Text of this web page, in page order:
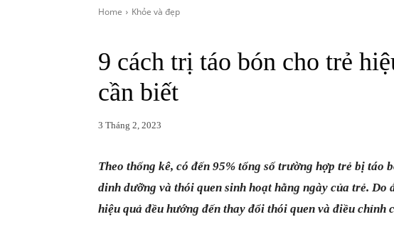
Home Khỏe và đẹp
9 cách trị táo bón cho trẻ
cần biết
3 Tháng 2, 2023
Theo thống kê, có đến 95% tổng số trường hợp trẻ bị táo
dinh dưỡng và thói quen sinh hoạt hằng ngày của trẻ. Do
hiệu quả đều hướng đến thay đổi thói quen và điều chỉnh